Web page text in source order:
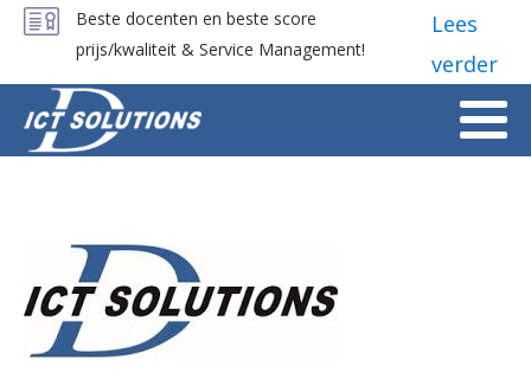
Beste docenten en beste score
prijs/kwaliteit & Service Management!
Lees
verder